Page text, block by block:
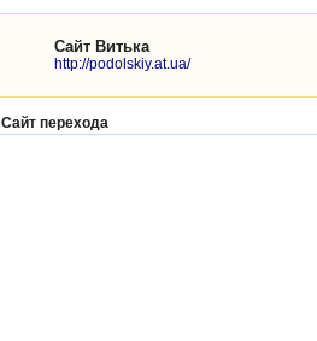
Сайт Витька
http://podolskiy.at.ua/
Сайт перехода